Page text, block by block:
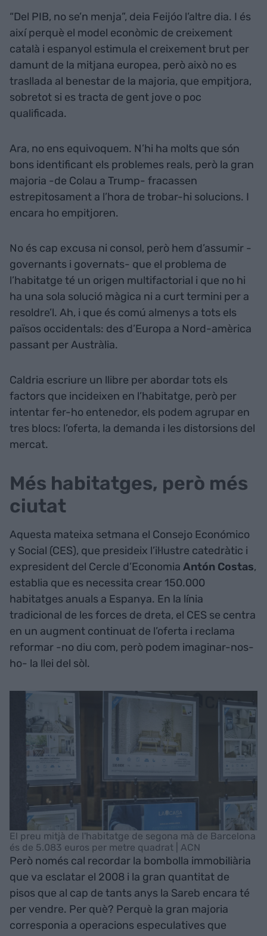
“Del PIB, no se’n menja”, deia Feijóo l’altre dia. I és
així perquè el model econòmic de creixement
català i espanyol estimula el creixement brut per
damunt de la mitjana europea, però això no es
trasllada al benestar de la majoria, que empitjora,
sobretot si es tracta de gent jove o poc
qualificada.
Ara, no ens equivoquem. N’hi ha molts que són
bons identificant els problemes reals, però la gran
majoria -de Colau a Trump- fracassen
estrepitosament a l’hora de trobar-hi solucions. I
encara ho empitjoren.
No és cap excusa ni consol, però hem d’assumir -
governants i governats- que el problema de
l’habitatge té un origen multifactorial i que no hi
ha una sola solució màgica ni a curt termini per a
resoldre’l. Ah, i que és comú almenys a tots els
països occidentals: des d’Europa a Nord-amèrica
passant per Austràlia.
Caldria escriure un llibre per abordar tots els
factors que incideixen en l’habitatge, però per
intentar fer-ho entenedor, els podem agrupar en
tres blocs: l’oferta, la demanda i les distorsions del
mercat.
Més habitatges, però més
ciutat
Aquesta mateixa setmana el Consejo Económico
y Social (CES), que presideix l’il·lustre catedràtic i
expresident del Cercle d’Economia Antón Costas,
establia que es necessita crear 150.000
habitatges anuals a Espanya. En la línia
tradicional de les forces de dreta, el CES se centra
en un augment continuat de l’oferta i reclama
reformar -no diu com, però podem imaginar-nos-
ho- la llei del sòl.
El preu mitjà de l'habitatge de segona mà de Barcelona
és de 5.083 euros per metre quadrat | ACN
Però només cal recordar la bombolla immobiliària
que va esclatar el 2008 i la gran quantitat de
pisos que al cap de tants anys la Sareb encara té
per vendre. Per què? Perquè la gran majoria
corresponia a operacions especulatives que